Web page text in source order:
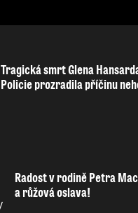
Tragická smrt Glena
Policie prozradila příčinu
Radost v rodině Petra
a růžová oslava!